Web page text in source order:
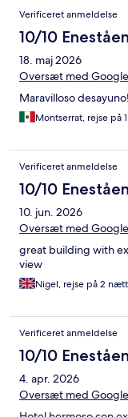
Verificeret anmeldelse
10/10
18. maj 2026
Oversæt med Google
Maravilloso
Montserrat, rejse på
Verificeret anmeldelse
10/10
10. jun. 2026
Oversæt med Google
great building with
view
Nigel, rejse på 2
Verificeret anmeldelse
10/10
4. apr. 2026
Oversæt med Google